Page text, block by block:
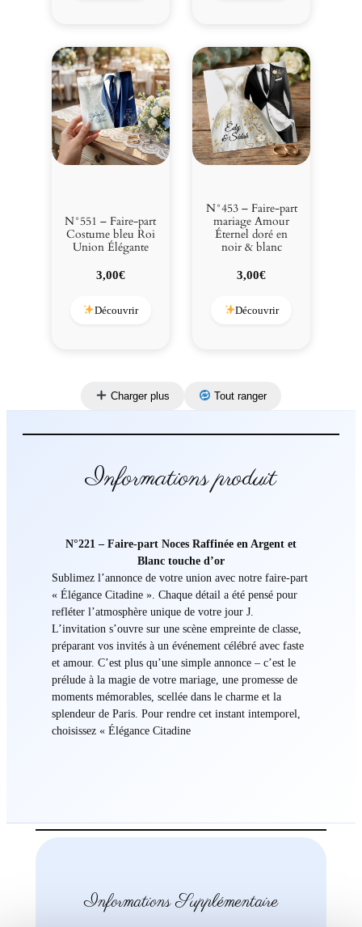
N°551 – Faire-part
Costume bleu Roi
Union Élégante
3,00€
Découvrir
N°453 – Faire-part
mariage Amour
Éternel doré en
noir & blanc
3,00€
Découvrir
Charger plus Tout ranger
Informations produit
N°221 – Faire-part Noces Raffinée en Argent et
Blanc touche d’or
Sublimez l’annonce de votre union avec notre faire-part
« Élégance Citadine ». Chaque détail a été pensé pour
refléter l’atmosphère unique de votre jour J.
L’invitation s’ouvre sur une scène empreinte de classe,
préparant vos invités à un événement célébré avec faste
et amour. C’est plus qu’une simple annonce – c’est le
prélude à la magie de votre mariage, une promesse de
moments mémorables, scellée dans le charme et la
splendeur de Paris. Pour rendre cet instant intemporel,
choisissez « Élégance Citadine
Informations Supplémentaire